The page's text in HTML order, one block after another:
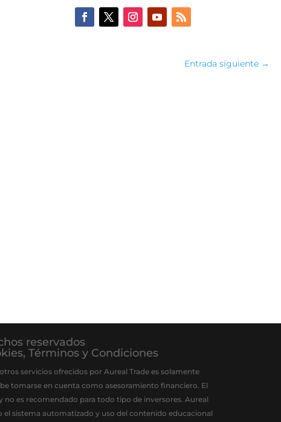
Entrada siguiente→
reservados
, Términos y Condiciones
servicios ofrecidos por Aureal Trade es solamente
tomarse en cuenta como asesoramiento financiero. El
es recomendado para todo tipo de inversores. Aureal
sistema automatizado y uso del contenido educacional